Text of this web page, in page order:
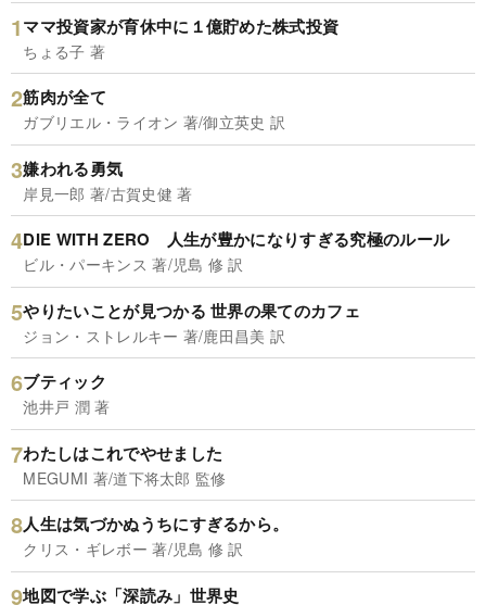
ママ投資家が育休中に１億貯めた株式投資
ちょる子 著
筋肉が全て
ガブリエル・ライオン 著/御立英史 訳
嫌われる勇気
岸見一郎 著/古賀史健 著
DIE WITH ZERO 人生が豊かになりすぎる究極のルール
ビル・パーキンス 著/児島 修 訳
やりたいことが見つかる 世界の果てのカフェ
ジョン・ストレルキー 著/鹿田昌美 訳
ブティック
池井戸 潤 著
わたしはこれでやせました
MEGUMI 著/道下将太郎 監修
人生は気づかぬうちにすぎるから。
クリス・ギレボー 著/児島 修 訳
地図で学ぶ「深読み」世界史